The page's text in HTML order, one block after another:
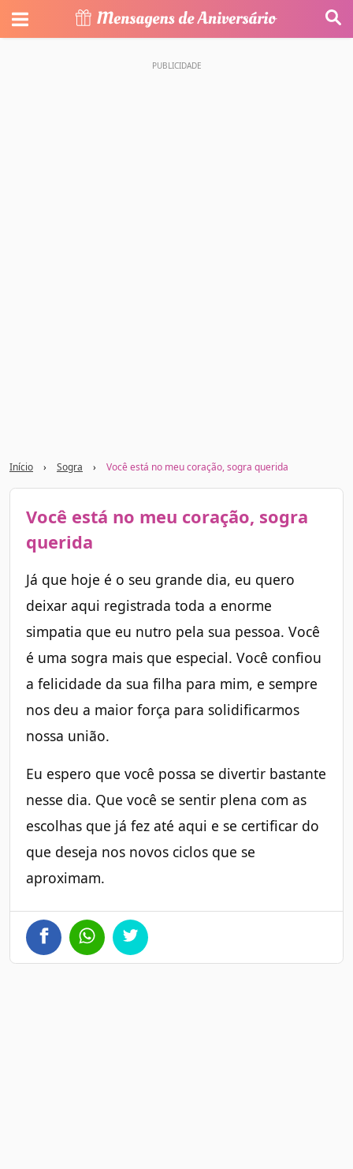
Início › Sogra › Você está no meu coração, sogra querida
Você está no meu coração, sogra
querida
Já que hoje é o seu grande dia, eu quero
deixar aqui registrada toda a enorme
simpatia que eu nutro pela sua pessoa. Você
é uma sogra mais que especial. Você confiou
a felicidade da sua filha para mim, e sempre
nos deu a maior força para solidificarmos
nossa união.
Eu espero que você possa se divertir bastante
nesse dia. Que você se sentir plena com as
escolhas que já fez até aqui e se certificar do
que deseja nos novos ciclos que se
aproximam.